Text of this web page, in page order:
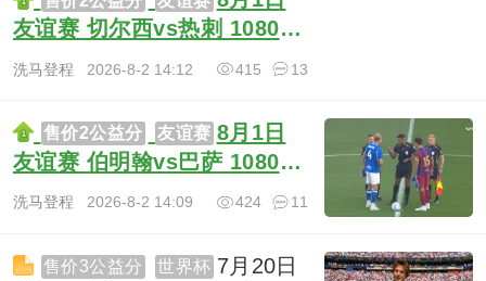
友谊赛 切尔西vs热刺 1080P
SPORT 英语 5.2G MKV
洗马登程 2026-8-2 14:12 13
415
售价2公益分 友谊赛 8月1日
友谊赛 伯明翰vs巴萨 1080P
VG 英语 7.1G MKV
洗马登程 2026-8-2 14:09 11
424
售价3公益分 世界杯 7月20日